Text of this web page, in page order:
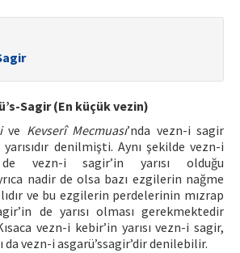
Sagir (En küçük vezin)
ve Kevserî Mecmuası’nda vezn-i sagir
denilmişti. Aynı şekilde vezn-i
de vezn-i sagir’in yarısı olduğu
nadir de olsa bazı ezgilerin nağme
ve bu ezgilerin perdelerinin mızrap
de yarısı olması gerekmektedir
vezn-i kebir’in yarısı vezn-i sagir,
da vezn-i asgarü’ssagir’dir denilebilir.